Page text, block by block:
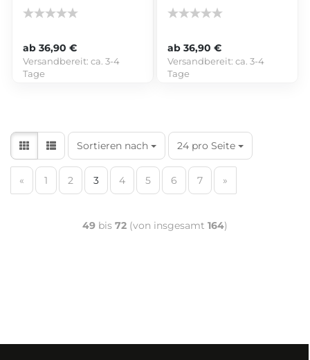
ab 36,90 €
Versandbereit:ca. 3-4
Tage
ab 36,90 €
Versandbereit:ca. 3-4
Tage
Sortieren nach 24 pro Seite
« 1 2 3 4 5 6 7 »
49 bis 72 (von insgesamt 164)